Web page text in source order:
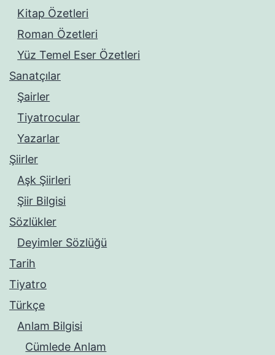
Kitap Özetleri
Roman Özetleri
Yüz Temel Eser Özetleri
Sanatçılar
Şairler
Tiyatrocular
Yazarlar
Şiirler
Aşk Şiirleri
Şiir Bilgisi
Sözlükler
Deyimler Sözlüğü
Tarih
Tiyatro
Türkçe
Anlam Bilgisi
Cümlede Anlam